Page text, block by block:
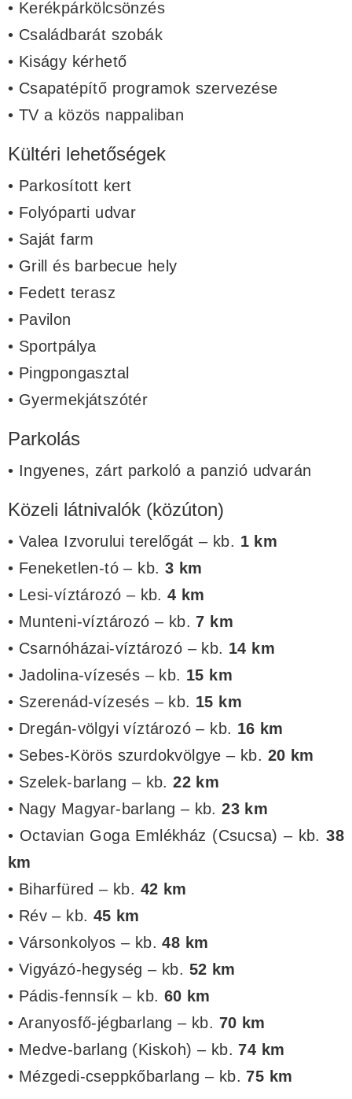
• Kerékpárkölcsönzés
• Családbarát szobák
• Kiságy kérhető
• Csapatépítő programok szervezése
• TV a közös nappaliban
Kültéri lehetőségek
• Parkosított kert
• Folyóparti udvar
• Saját farm
• Grill és barbecue hely
• Fedett terasz
• Pavilon
• Sportpálya
• Pingpongasztal
• Gyermekjátszótér
Parkolás
• Ingyenes, zárt parkoló a panzió udvarán
Közeli látnivalók (közúton)
• Valea Izvorului terelőgát – kb. 1 km
• Feneketlen-tó – kb. 3 km
• Lesi-víztározó – kb.4 km
• Munteni-víztározó – kb.7 km
• Csarnóházai-víztározó – kb. 14 km
• Jadolina-vízesés – kb. 15 km
• Szerenád-vízesés – kb. 15 km
• Dregán-völgyi víztározó – kb. 16 km
• Sebes-Körös szurdokvölgye – kb. 20 km
• Szelek-barlang – kb.22 km
• Nagy Magyar-barlang – kb.23 km
• Octavian Goga Emlékház (Csucsa) – kb.38
km
• Biharfüred – kb. 42 km
• Rév – kb. 45 km
• Vársonkolyos – kb.48 km
• Vigyázó-hegység – kb. 52 km
• Pádis-fennsík – kb. 60 km
• Aranyosfő-jégbarlang – kb. 70 km
• Medve-barlang (Kiskoh) – kb.74 km
• Mézgedi-cseppkőbarlang – kb.75 km